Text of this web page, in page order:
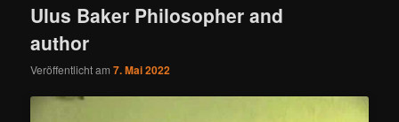
Ulus Baker Philosopher and
author
Veröffentlicht am7. Mai 2022